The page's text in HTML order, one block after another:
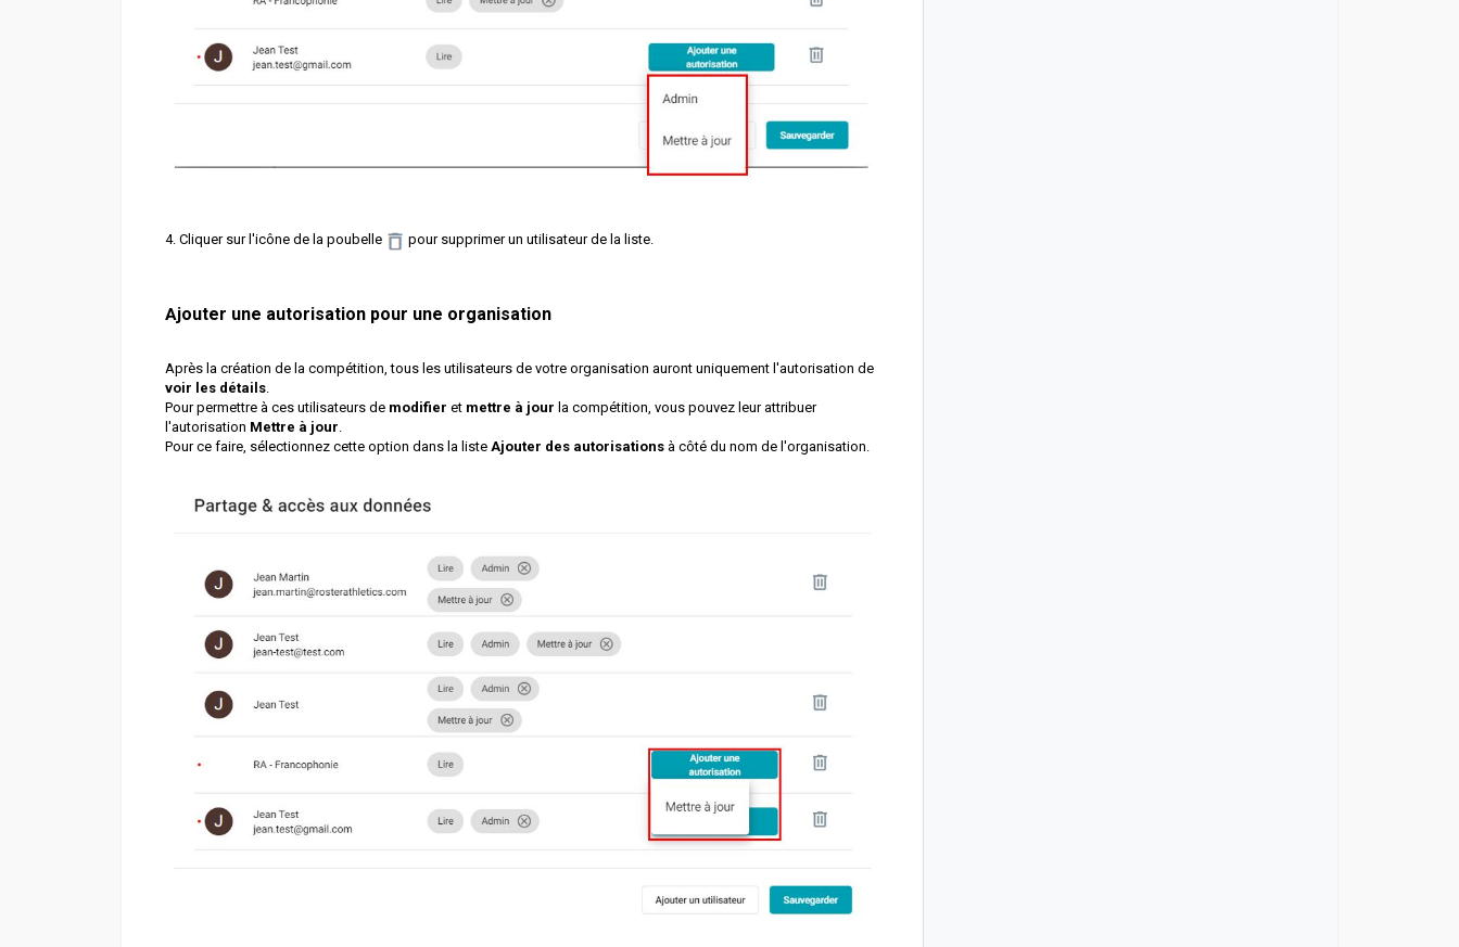
4. Cliquer sur l'icône de la poubelle pour supprimer un utilisateur de la liste.
Ajouter une autorisation pour une organisation
Après la création de la compétition, tous les utilisateurs de votre organisation auront uniquement l'autorisation de
voir les détails.
Pour permettre à ces utilisateurs de modifier et mettre à jour la compétition, vous pouvez leur attribuer
l'autorisation Mettre à jour.
Pour ce faire, sélectionnez cette option dans la liste Ajouter des autorisations à côté du nom de l'organisation.